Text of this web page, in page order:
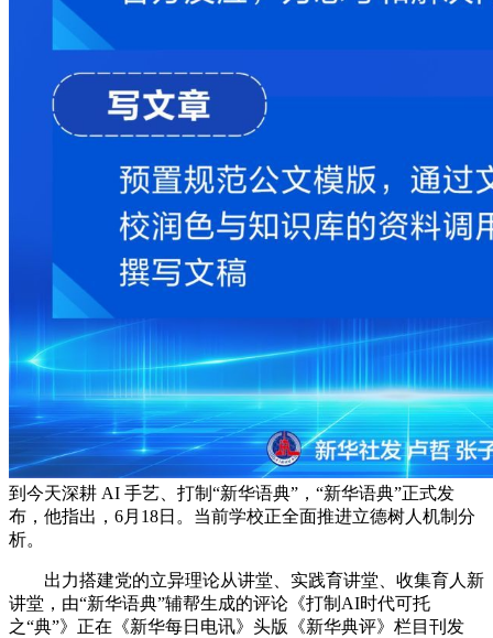
到今天深耕 AI 手艺、打制“新华语典”，“新华语典”正式发
布，他指出，6月18日。当前学校正全面推进立德树人机制分
析。
出力搭建党的立异理论从讲堂、实践育讲堂、收集育人新
讲堂，由“新华语典”辅帮生成的评论《打制AI时代可托
之“典”》正在《新华每日电讯》头版《新华典评》栏目刊发